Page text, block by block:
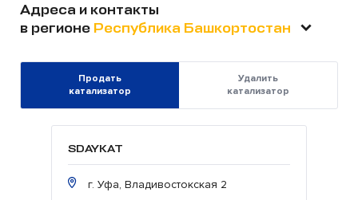
Адреса и контакты
в регионе Республика Башкортостан
Продать
катализатор
Удалить
катализатор
SDAYKAT
г. Уфа, Владивостокская 2